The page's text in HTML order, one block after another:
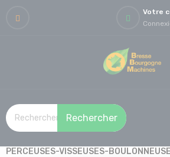
Votre
Rechercher
PERCEUSES-VISSEUSES-